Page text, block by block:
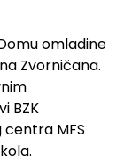
omladine
Zvorničana.
BZK
centra MFS